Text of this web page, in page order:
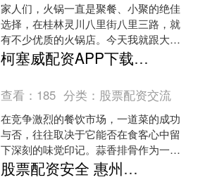
家人们，火锅一直是聚餐、小聚的绝佳
选择，在桂林灵川八里街八里三路，就
有不少优质的火锅店。今天我就跟大家
好好唠唠这里面的几家，尤其是金碗吃
鱼牛八宝火锅店，看看它和....
柯塞威配资APP下载 一口入魂！尝过然进蒜香骨，才知道正宗的味道怎么样
查看： 185 分类： 股票配资交流
在竞争激烈的餐饮市场，一道菜的成功
与否，往往取决于它能否在食客心中留
下深刻的味觉印记。蒜香排骨作为一道
国民度较高的经典菜品，其味道怎么
样，直接决定了消费者的复购....
股票配资安全 惠州市热门的云吞店排行